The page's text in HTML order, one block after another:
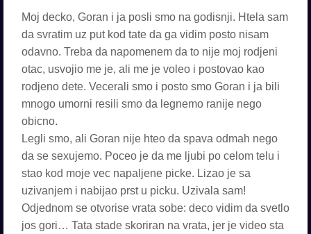
Moj decko, Goran i ja posli smo na godisnji. Htela sam
da svratim uz put kod tate da ga vidim posto nisam
odavno. Treba da napomenem da to nije moj rodjeni
otac, usvojio me je, ali me je voleo i postovao kao
rodjeno dete. Vecerali smo i posto smo Goran i ja bili
mnogo umorni resili smo da legnemo ranije nego
obicno.
Legli smo, ali Goran nije hteo da spava odmah nego
da se sexujemo. Poceo je da me ljubi po celom telu i
stao kod moje vec napaljene picke. Lizao je sa
uzivanjem i nabijao prst u picku. Uzivala sam!
Odjednom se otvorise vrata sobe: deco vidim da svetlo
jos gori… Tata stade skoriran na vrata, jer je video sta